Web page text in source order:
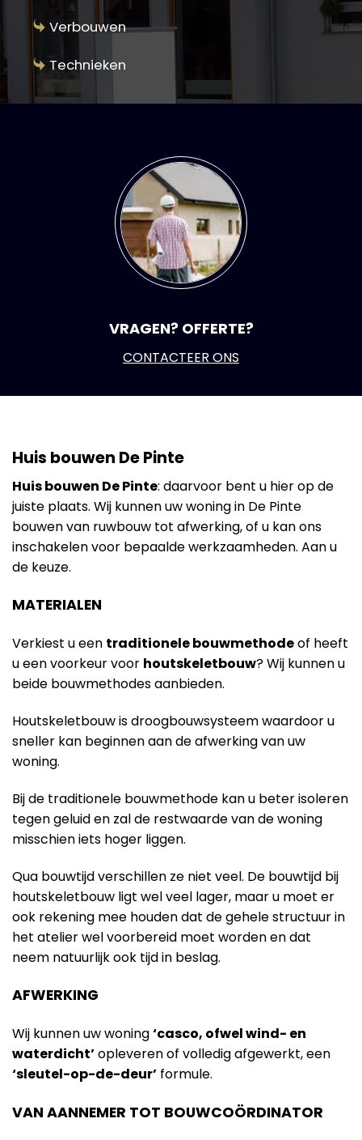
Verbouwen
Technieken
VRAGEN? OFFERTE?
CONTACTEER ONS
Huis bouwen De Pinte
Huis bouwen De Pinte: daarvoor bent u hier op de
juiste plaats. Wij kunnen uw woning in De Pinte
bouwen van ruwbouw tot afwerking, of u kan ons
inschakelen voor bepaalde werkzaamheden. Aan u
de keuze.
MATERIALEN
Verkiest u een traditionele bouwmethodeof heeft
u een voorkeur voor houtskeletbouw? Wij kunnen u
beide bouwmethodes aanbieden.
Houtskeletbouw is droogbouwsysteem waardoor u
sneller kan beginnen aan de afwerking van uw
woning.
Bij de traditionele bouwmethode kan u beter isoleren
tegen geluid en zal de restwaarde van de woning
misschien iets hoger liggen.
Qua bouwtijd verschillen ze niet veel. De bouwtijd bij
houtskeletbouw ligt wel veel lager, maar u moet er
ook rekening mee houden dat de gehele structuur in
het atelier wel voorbereid moet worden en dat
neem natuurlijk ook tijd in beslag.
AFWERKING
Wij kunnen uw woning‘casco, ofwel wind- en
waterdicht’opleveren of volledig afgewerkt, een
‘sleutel-op-de-deur’ formule.
VAN AANNEMER TOT BOUWCOÖRDINATOR